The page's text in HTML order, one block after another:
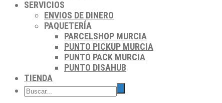
SERVICIOS
ENVIOS DE DINERO
PAQUETERÍA
PARCELSHOP MURCIA
PUNTO PICKUP MURCIA
PUNTO PACK MURCIA
PUNTO DISAHUB
TIENDA